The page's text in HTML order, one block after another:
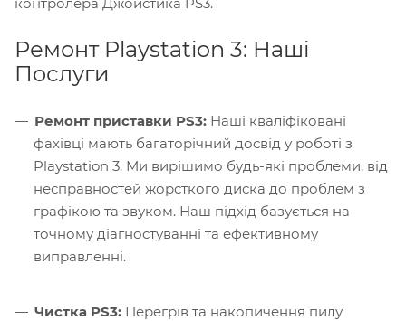
Ремонт Playstation 3: Наші
Послуги
Ремонт приставки PS3: Наші кваліфіковані
фахівці мають багаторічний досвід у роботі з
Playstation 3. Ми вирішимо будь-які проблеми, від
несправностей жорсткого диска до проблем з
графікою та звуком. Наш підхід базується на
точному діагностуванні та ефективному
виправленні.
Чистка PS3: Перегрів та накопичення пилу